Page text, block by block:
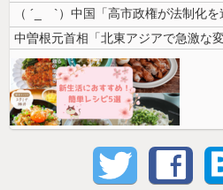
中曽根元首相「北東アジアで急激な